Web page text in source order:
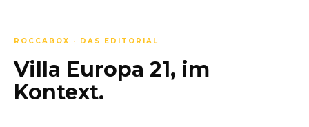
ROCCABOX · DAS EDITORIAL
Villa Europa 21, im
Kontext.